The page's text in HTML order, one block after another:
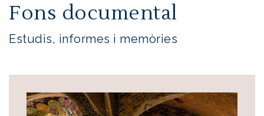
Fons documental
Estudis, informes i memòries
Image